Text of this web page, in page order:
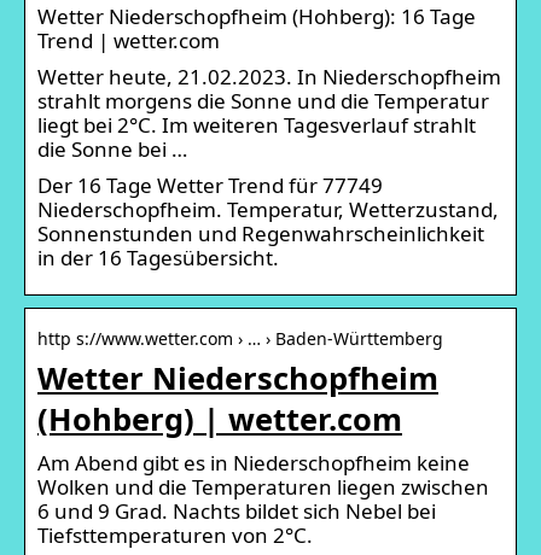
Wetter Niederschopfheim (Hohberg): 16 Tage
Trend | wetter.com
Wetter heute, 21.02.2023. In Niederschopfheim
strahlt morgens die Sonne und die Temperatur
liegt bei 2°C. Im weiteren Tagesverlauf strahlt
die Sonne bei …
Der 16 Tage Wetter Trend für 77749
Niederschopfheim. Temperatur, Wetterzustand,
Sonnenstunden und Regenwahrscheinlichkeit
in der 16 Tagesübersicht.
http s://www.wetter.com › … › Baden-Württemberg
Wetter Niederschopfheim
(Hohberg) | wetter.com
Am Abend gibt es in Niederschopfheim keine
Wolken und die Temperaturen liegen zwischen
6 und 9 Grad. Nachts bildet sich Nebel bei
Tiefsttemperaturen von 2°C.